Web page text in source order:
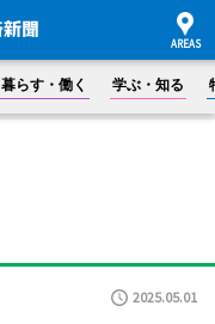
暮らす・働く 学ぶ・知る
2025.05.01